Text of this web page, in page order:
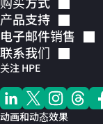
产品支持
电子邮件销售
联系我们
关注 HPE
动画和动态效果